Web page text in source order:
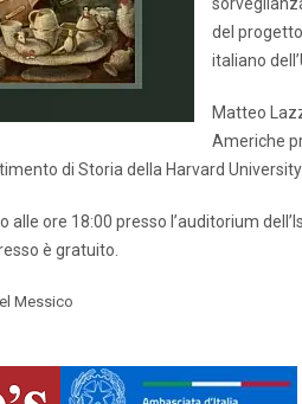
del
italiano
Matteo
Americhe
di Storia della Harvard University.
alle ore 18:00 presso l’auditorium
è gratuito.
Messico